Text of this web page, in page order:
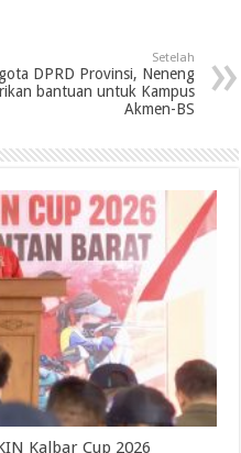
Setelah
DPRD Provinsi, Neneng
bantuan untuk Kampus
Akmen-BS
Kalbar Cup 2026